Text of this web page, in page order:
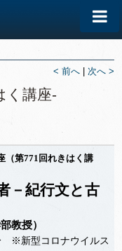
< 前へ| 次へ >
く講座-
（第771回れきはく講
－紀行文と古
教授）
※新型コロナウイルス